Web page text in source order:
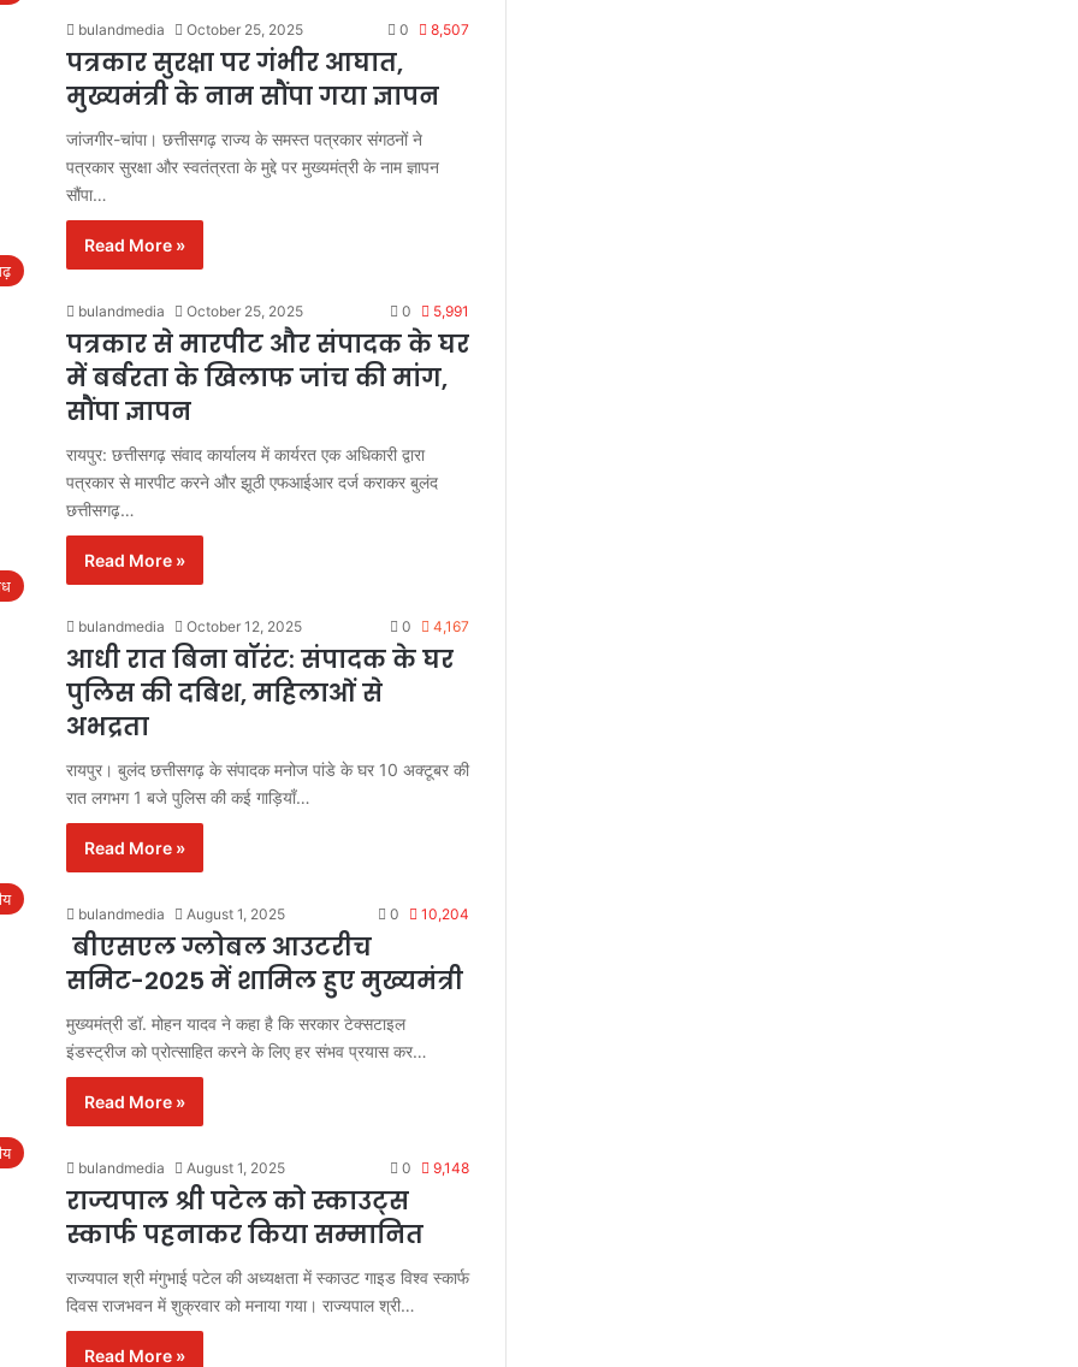
bulandmedia October 25, 2025 0 8,507
पत्रकार सुरक्षा पर गंभीर आघात,
मुख्यमंत्री के नाम सौंपा गया ज्ञापन
जांजगीर-चांपा। छत्तीसगढ़ राज्य के समस्त पत्रकार संगठनों ने
पत्रकार सुरक्षा और स्वतंत्रता के मुद्दे पर मुख्यमंत्री के नाम ज्ञापन
सौंपा…
Read More »
bulandmedia October 25, 2025 0 5,991
पत्रकार से मारपीट और संपादक के घर
में बर्बरता के खिलाफ जांच की मांग,
सौंपा ज्ञापन
रायपुर: छत्तीसगढ़ संवाद कार्यालय में कार्यरत एक अधिकारी द्वारा
पत्रकार से मारपीट करने और झूठी एफआईआर दर्ज कराकर बुलंद
छत्तीसगढ़…
Read More »
bulandmedia October 12, 2025 0 4,167
आधी रात बिना वॉरंट: संपादक के घर
पुलिस की दबिश, महिलाओं से
अभद्रता
रायपुर। बुलंद छत्तीसगढ़ के संपादक मनोज पांडे के घर 10 अक्टूबर की
रात लगभग 1 बजे पुलिस की कई गाड़ियाँ…
Read More »
bulandmedia August 1, 2025 0 10,204
बीएसएल ग्लोबल आउटरीच
समिट-2025 में शामिल हुए मुख्यमंत्री
मुख्यमंत्री डॉ. मोहन यादव ने कहा है कि सरकार टेक्सटाइल
इंडस्ट्रीज को प्रोत्साहित करने के लिए हर संभव प्रयास कर…
Read More »
bulandmedia August 1, 2025 0 9,148
राज्यपाल श्री पटेल को स्काउट्स
स्कार्फ पहनाकर किया सम्मानित
राज्यपाल श्री मंगुभाई पटेल की अध्यक्षता में स्काउट गाइड विश्व स्कार्फ
दिवस राजभवन में शुक्रवार को मनाया गया। राज्यपाल श्री…
Read More »